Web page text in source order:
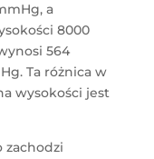
a
8000
564
Ta różnica w
wysokości jest
zachodzi